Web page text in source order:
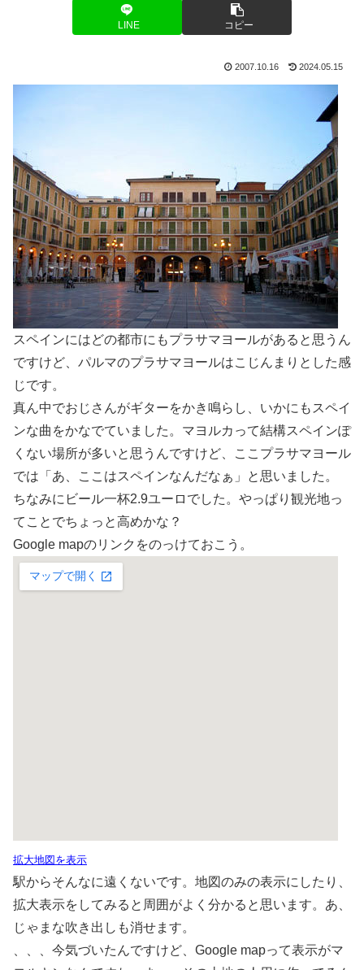
LINE コピー
2007.10.16 2024.05.15
スペインにはどの都市にもプラサマヨールがあると思うん
ですけど、パルマのプラサマヨールはこじんまりとした感
じです。
真ん中でおじさんがギターをかき鳴らし、いかにもスペイ
ンな曲をかなでていました。マヨルカって結構スペインぽ
くない場所が多いと思うんですけど、ここプラサマヨール
では「あ、ここはスペインなんだなぁ」と思いました。
ちなみにビール一杯2.9ユーロでした。やっぱり観光地っ
てことでちょっと高めかな？
Google mapのリンクをのっけておこう。
拡大地図を表示
駅からそんなに遠くないです。地図のみの表示にしたり、
拡大表示をしてみると周囲がよく分かると思います。あ、
じゃまな吹き出しも消せます。
、、、今気づいたんですけど、Google mapって表示がマ